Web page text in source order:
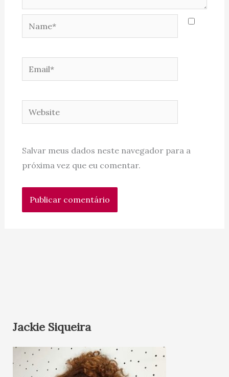
Name*
Email*
Website
Salvar meus dados neste navegador para a
próxima vez que eu comentar.
Jackie Siqueira